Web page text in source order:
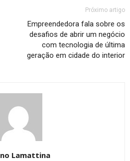
Próximo artigo
Empreendedora fala sobre os
desafios de abrir um negócio
com tecnologia de última
geração em cidade do interior
Lamattina